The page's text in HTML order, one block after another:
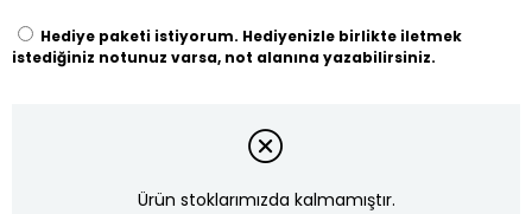
Hediye paketi istiyorum. Hediyenizle birlikte iletmek
istediğiniz notunuz varsa, not alanına yazabilirsiniz.
Ürün stoklarımızda kalmamıştır.